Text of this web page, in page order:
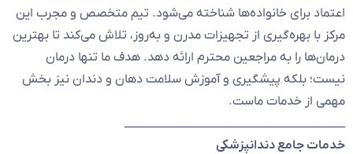
اعتماد برای خانواده‌ها شناخته می‌شود. تیم متخصص و مجرب این
مرکز با بهره‌گیری از تجهیزات مدرن و به‌روز، تلاش می‌کند تا بهترین
درمان‌ها را به مراجعین محترم ارائه دهد. هدف ما تنها درمان
نیست؛ بلکه پیشگیری و آموزش سلامت دهان و دندان نیز بخش
مهمی از خدمات ماست.
________________________________________
خدمات جامع دندانپزشکی